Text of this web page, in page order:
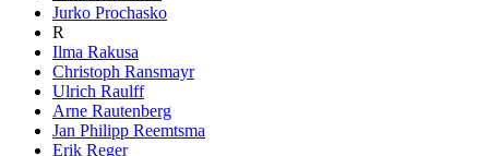
Jurko Prochasko
R
Ilma Rakusa
Christoph Ransmayr
Ulrich Raulff
Arne Rautenberg
Jan Philipp Reemtsma
Erik Reger